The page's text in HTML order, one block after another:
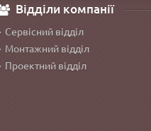
Відділи компанії
Сервісний відділ
Монтажний відділ
Проектний відділ